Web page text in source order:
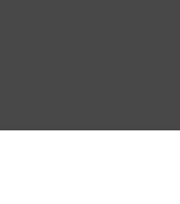
gids naar slimme